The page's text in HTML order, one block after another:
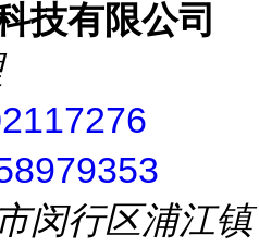
技有限公司
闵行区浦江镇